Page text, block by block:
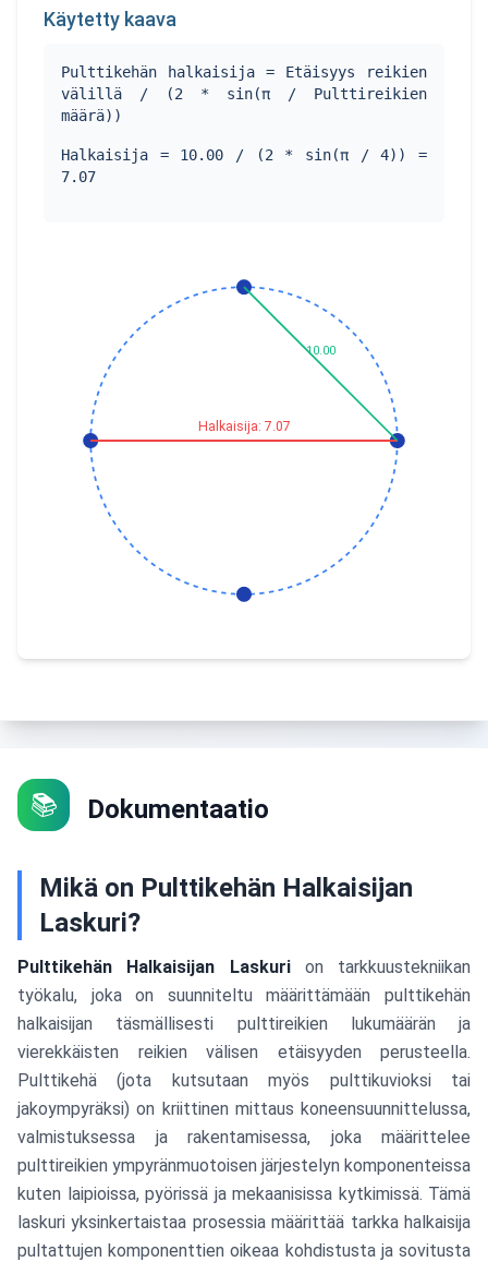
Käytetty kaava
Pulttikehän halkaisija = Etäisyys reikien
välillä / (2 * sin(π / Pulttireikien
määrä))
Halkaisija = 10.00 / (2 * sin(π / 4)) =
7.07
Halkaisija: 7.07
10.00
📚 Dokumentaatio
Mikä on Pulttikehän Halkaisijan
Laskuri?
Pulttikehän Halkaisijan Laskurion tarkkuustekniikan
työkalu, joka on suunniteltu määrittämään pulttikehän
halkaisijan täsmällisesti pulttireikien lukumäärän ja
vierekkäisten reikien välisen etäisyyden perusteella.
Pulttikehä (jota kutsutaan myös pulttikuvioksi tai
jakoympyräksi) on kriittinen mittaus koneensuunnittelussa,
valmistuksessa ja rakentamisessa, joka määrittelee
pulttireikien ympyränmuotoisen järjestelyn komponenteissa
kuten laipioissa, pyörissä ja mekaanisissa kytkimissä. Tämä
laskuri yksinkertaistaa prosessia määrittää tarkka halkaisija
pultattujen komponenttien oikeaa kohdistusta ja sovitusta